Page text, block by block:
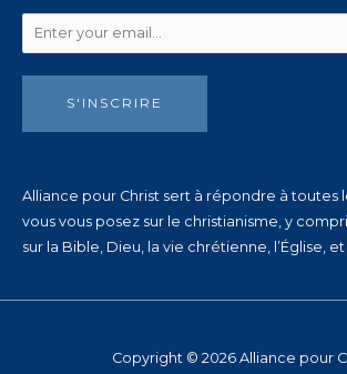
S'INSCRIRE
Alliance pour Christ sert à répondre à toutes
vous vous posez sur le christianisme, y
sur la Bible, Dieu, la vie chrétienne, l’Église,
Copyright © 2026 Alliance pour